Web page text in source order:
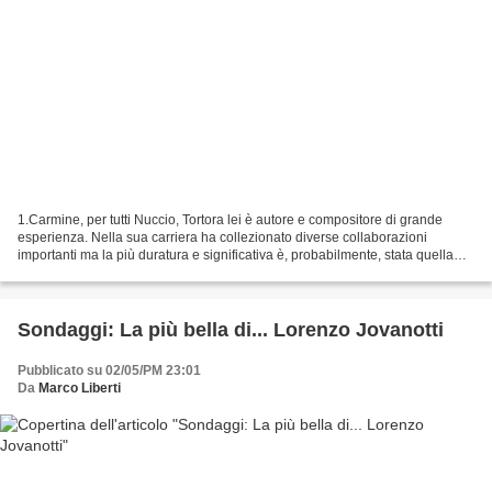
1.Carmine, per tutti Nuccio, Tortora lei è autore e compositore di grande
esperienza. Nella sua carriera ha collezionato diverse collaborazioni
importanti ma la più duratura e significativa è, probabilmente, stata quella
Sondaggi: La più bella di... Lorenzo Jovanotti
Pubblicato su 02/05/PM 23:01
Da Marco Liberti